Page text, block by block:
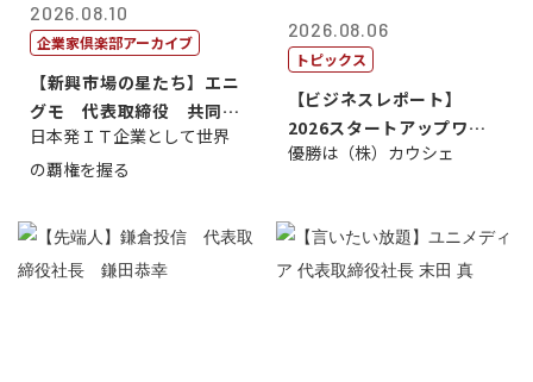
2026.08.10
企業家倶楽部アーカイブ
【新興市場の星たち】エニ
グモ 代表取締役 共同最
高経営責任者...
日本発ＩＴ企業として世界
の覇権を握る
2026.08.06
トピックス
【ビジネスレポート】
2026スタートアップワー
ルドカップ東京
優勝は（株）カウシェ